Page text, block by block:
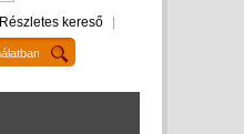
Részletes kereső